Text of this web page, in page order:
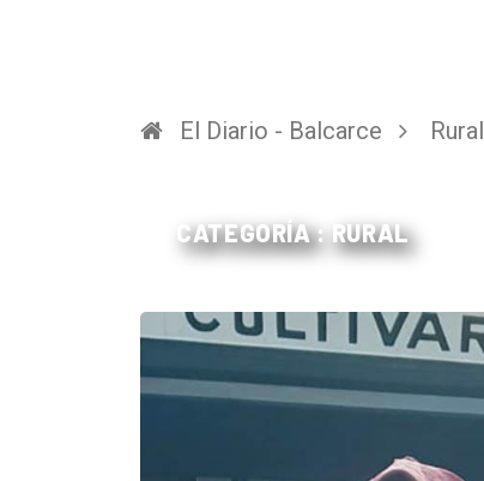
El Diario - Balcarce Rural
CATEGORÍA : RURAL